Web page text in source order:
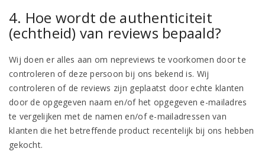
4. Hoe wordt de authenticiteit
(echtheid) van reviews bepaald?
Wij doen er alles aan om nepreviews te voorkomen door te
controleren of deze persoon bij ons bekend is. Wij
controleren of de reviews zijn geplaatst door echte klanten
door de opgegeven naam en/of het opgegeven e-mailadres
te vergelijken met de namen en/of e-mailadressen van
klanten die het betreffende product recentelijk bij ons hebben
gekocht.